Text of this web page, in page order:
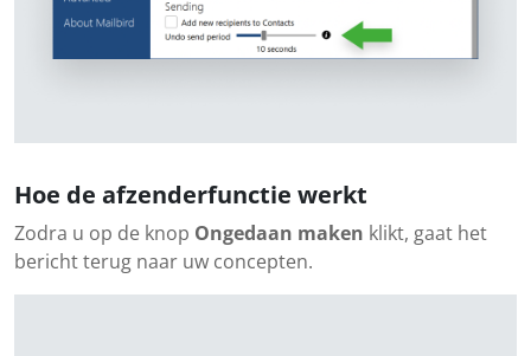
Hoe de afzenderfunctie werkt
Zodra u op de knop Ongedaan maken klikt, gaat het
bericht terug naar uw concepten.